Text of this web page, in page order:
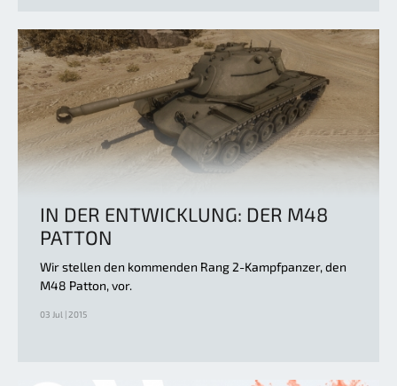
IN DER ENTWICKLUNG: DER M48
PATTON
Wir stellen den kommenden Rang 2-Kampfpanzer, den
M48 Patton, vor.
03 Jul | 2015